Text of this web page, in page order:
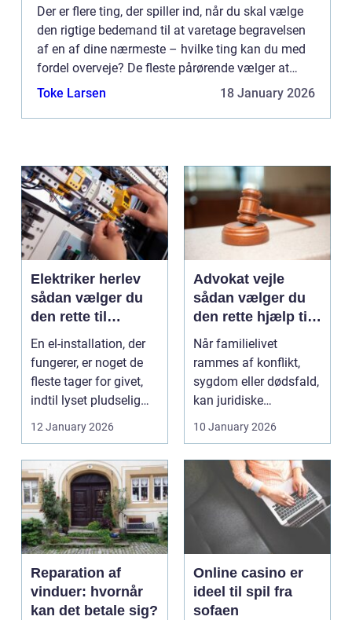
Der er flere ting, der spiller ind, når du skal vælge
den rigtige bedemand til at varetage begravelsen
af en af dine nærmeste – hvilke ting kan du med
fordel overveje? De fleste pårørende vælger at
bruge en ...
Toke Larsen 18 January 2026
Elektriker herlev
sådan vælger du
den rette til
opgaven
En el-installation, der
fungerer, er noget de
fleste tager for givet,
indtil lyset pludselig
går, el...
12 January 2026
Advokat vejle
sådan vælger du
den rette hjælp til
familien
Når familielivet
rammes af konflikt,
sygdom eller dødsfald,
kan juridiske
spørgsmål hurtigt
10 January 2026
Reparation af
vinduer: hvornår
kan det betale sig?
Online casino er
ideel til spil fra
sofaen